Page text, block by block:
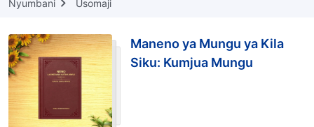
Nyumbani Usomaji
Maneno ya Mungu ya Kila
Siku: Kumjua Mungu